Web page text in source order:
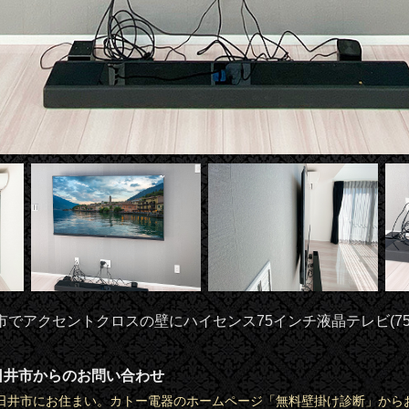
でアクセントクロスの壁にハイセンス75インチ液晶テレビ
市からのお問い合わせ
井市にお住まい。カトー電器のホームページ「無料壁掛け診断」から